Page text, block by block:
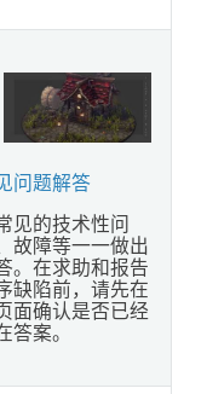
问题解答
见的技术性问
故障等一一做出
。在求助和报告
缺陷前，请先在
面确认是否已经
答案。